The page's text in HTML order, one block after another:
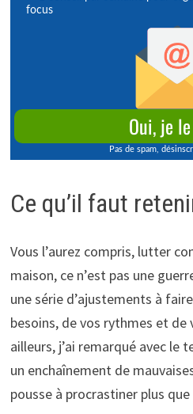
Ce qu’il faut
Vous l’aurez compris, lutter
maison, ce n’est pas une
une série d’ajustements à
besoins, de vos rythmes et
ailleurs, j’ai remarqué avec le
un enchaînement de
pousse à procrastiner plus